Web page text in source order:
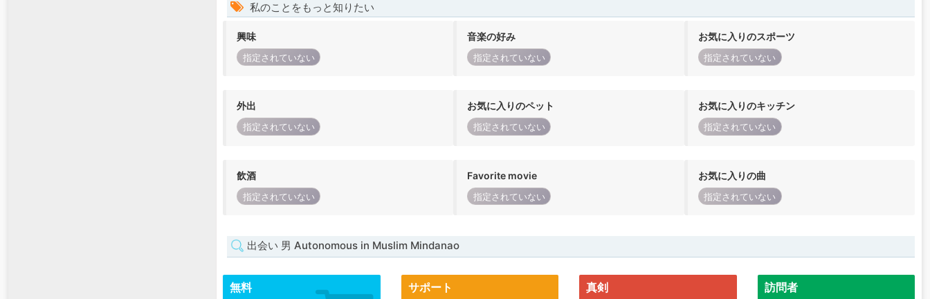
私のことをもっと知りたい
興味
指定されていない
音楽の好み
指定されていない
お気に入りのスポーツ
指定されていない
外出
指定されていない
お気に入りのペット
指定されていない
お気に入りのキッチン
指定されていない
飲酒
指定されていない
Favorite movie
指定されていない
お気に入りの曲
指定されていない
出会い 男 Autonomous in Muslim Mindanao
無料 サポート 真剣 訪問者